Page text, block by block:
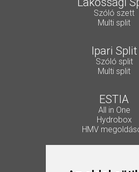
Szóló szett
Multi split
Ipari Split
Szóló split
Multi split
ESTIA
All in One
Hydrobox
HMV
Lakossági Split